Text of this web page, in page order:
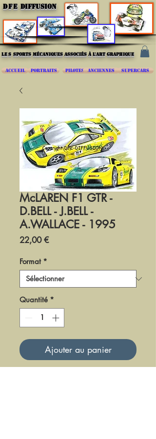
DFE DIFFUSION
les sports mécaniques associés à l'art graphique
ACCUEIL PORTRAITS PILOTES ANCIENNES SUPERCARS
McLAREN F1 GTR -
D.BELL - J.BELL -
A.WALLACE - 1995
22,00 €Prix
Format *
Quantité *
Ajouter au panier